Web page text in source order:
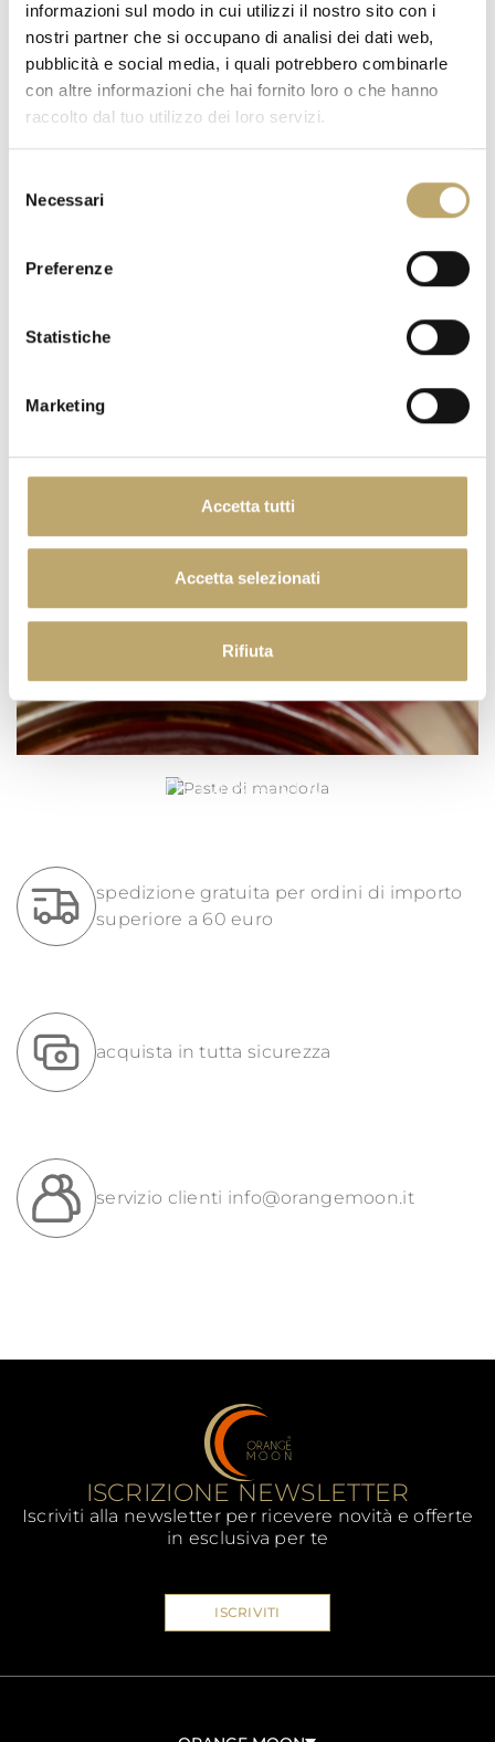
informazioni sul modo in cui utilizzi il nostro sito con i
nostri partner che si occupano di analisi dei dati web,
pubblicità e social media, i quali potrebbero combinarle
con altre informazioni che hai fornito loro o che hanno
raccolto dal tuo utilizzo dei loro servizi.
delNecessari
Preferenze
Statistiche
Marketing
Accetta tutti
Accetta selezionati
Rifiuta
Fibre / Fibre / Fibres
alimentaires
3,7 g
Proteine / Protein /
Protéines
3,0 g
DESSERT
PASTE DI MANDORLA
spedizione gratuita per ordini di importo
superiore a 60 euro
acquista in tutta sicurezza
servizio clienti info@orangemoon.it
ISCRIZIONE NEWSLETTER
Iscriviti alla newsletter per ricevere novità e offerte
in esclusiva per te
ISCRIVITI